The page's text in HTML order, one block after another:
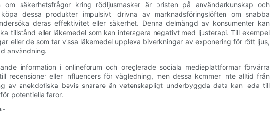
säkerhetsfrågor kring rödljusmasker är bristen på användarkunskap och
dessa produkter impulsivt, drivna av marknadsföringslöften om snabba
deras effektivitet eller säkerhet. Denna delmängd av konsumenter kan
tillstånd eller läkemedel som kan interagera negativt med ljusterapi. Till exempel
eller de som tar vissa läkemedel uppleva biverkningar av exponering för rött ljus,
användning.
information i onlineforum och oreglerade sociala medieplattformar förvärra
recensioner eller influencers för vägledning, men dessa kommer inte alltid från
av anekdotiska bevis snarare än vetenskapligt underbyggda data kan leda till
potentiella faror.